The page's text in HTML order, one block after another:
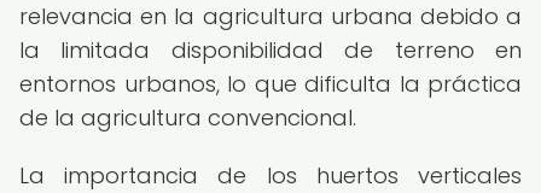
relevancia en la agricultura urbana debido a
la limitada disponibilidad de terreno en
entornos urbanos, lo que dificulta la práctica
de la agricultura convencional.
La importancia de los huertos verticales